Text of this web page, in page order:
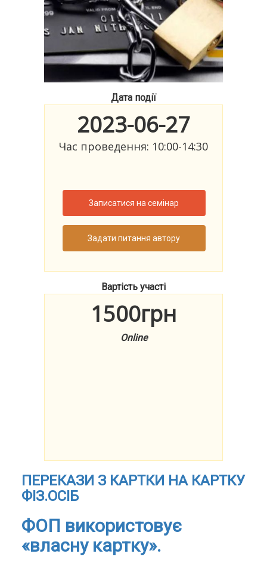
Дата події
2023-06-27
Час проведення: 10:00-14:30
Записатися на семінар
Задати питання автору
Вартість участі
1500грн
Online
ПЕРЕКАЗИ З КАРТКИ НА КАРТКУ
ФІЗ.ОСІБ
ФОП використовує
«власну картку».